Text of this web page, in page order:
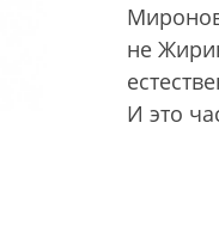
не
И это